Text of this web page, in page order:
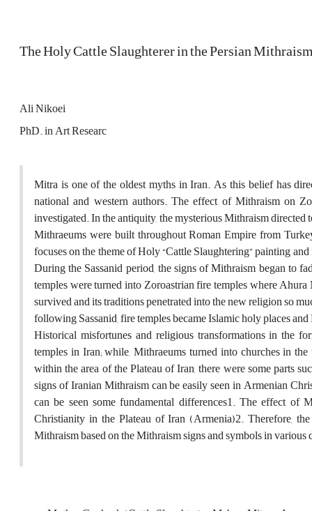
The Holy Cattle Slaughterer in the Persian
Ali Nikoei
PhD. in Art Researc
Mitra is one of the oldest myths in Iran. As this belief has
national and western authors. The effect of Mithraism on
investigated. In the antiquity, the mysterious Mithraism
Mithraeums were built throughout Roman Empire from
focuses on the theme of Holy “Cattle Slaughtering” painting
During the Sassanid period, the signs of Mithraism began to
temples were turned into Zoroastrian fire temples where
survived and its traditions penetrated into the new religion so
following Sassanid, fire temples became Islamic holy places
Historical misfortunes and religious transformations in the
temples in Iran; while, Mithraeums turned into churches in
within the area of the Plateau of Iran, there were some parts
signs of Iranian Mithraism can be easily seen in Armenian
can be seen some fundamental differences1. The effect
Christianity in the Plateau of Iran (Armenia)2. Therefore,
Mithraism based on the Mithraism signs and symbols in